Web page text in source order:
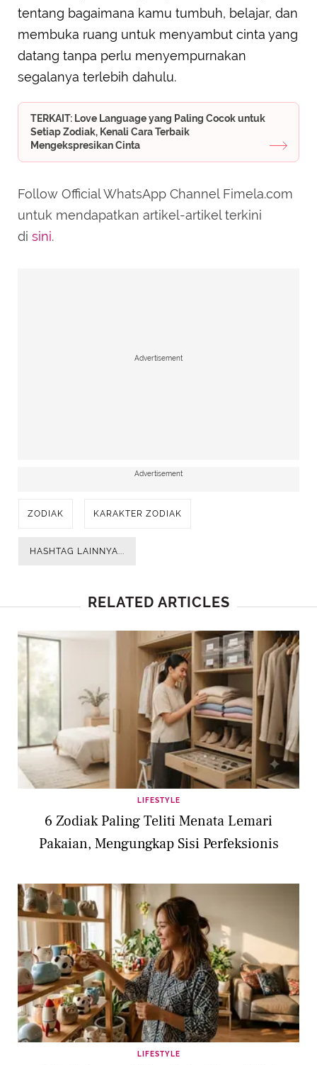
tentang bagaimana kamu tumbuh, belajar, dan
membuka ruang untuk menyambut cinta yang
datang tanpa perlu menyempurnakan
segalanya terlebih dahulu.
TERKAIT: Love Language yang Paling Cocok untuk
Setiap Zodiak, Kenali Cara Terbaik
Mengekspresikan Cinta
Follow Official WhatsApp Channel Fimela.com
untuk mendapatkan artikel-artikel terkini
di sini.
Advertisement
Advertisement
ZODIAK KARAKTER ZODIAK
HASHTAG LAINNYA...
RELATED ARTICLES
LIFESTYLE
6 Zodiak Paling Teliti Menata Lemari
Pakaian, Mengungkap Sisi Perfeksionis
LIFESTYLE